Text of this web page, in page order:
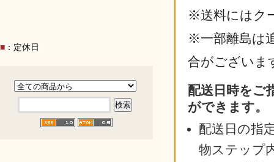
※送料にはク
※一部離島は
合がございま
配送日時をご
ができます。
配送日の指
物ステップ
■ ：定休日